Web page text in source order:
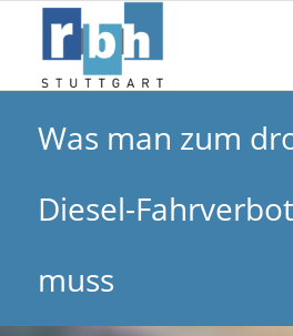
Was man zum
Diesel-
muss